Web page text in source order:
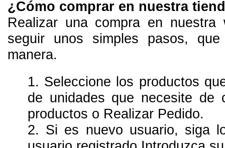
¿Cómo comprar en nuestra
Realizar una compra en
seguir unos simples pasos,
manera.
1. Seleccione los productos
de unidades que necesite de
productos o Realizar Pedido.
2. Si es nuevo usuario, siga